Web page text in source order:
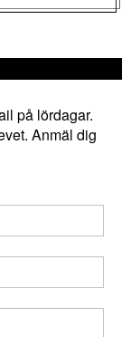
på lördagar.
Anmäl dig